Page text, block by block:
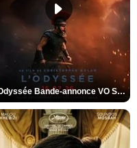
L'Odyssée Bande-annonce VO STFR